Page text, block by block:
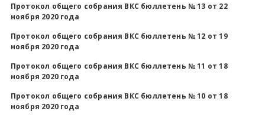
Протокол общего собрания ВКС бюллетень № 13 от 22
ноября 2020 года
Протокол общего собрания ВКС бюллетень № 12 от 19
ноября 2020 года
Протокол общего собрания ВКС бюллетень № 11 от 18
ноября 2020 года
Протокол общего собрания ВКС бюллетень № 10 от 18
ноября 2020 года